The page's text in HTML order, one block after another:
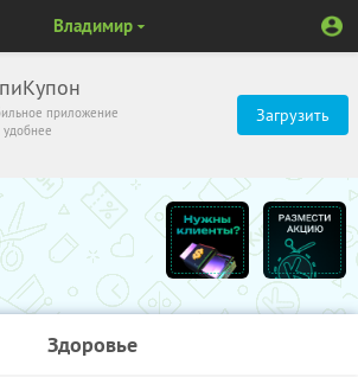
приложение
Загрузить
Владимир
Здоровье